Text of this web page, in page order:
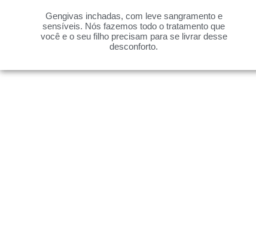
Gengivas inchadas, com leve sangramento e
sensíveis. Nós fazemos todo o tratamento que
você e o seu filho precisam para se livrar desse
desconforto.